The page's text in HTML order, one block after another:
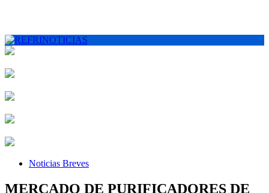
Noticias Breves
MERCADO DE PURIFICADORES DE